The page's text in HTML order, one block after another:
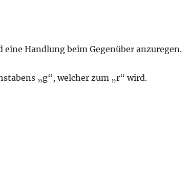
Handlung beim Gegenüber anzuregen.
„g“, welcher zum „r“ wird.